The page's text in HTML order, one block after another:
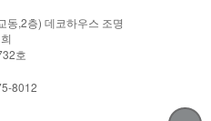
동,2층) 데코하우스 조명
호
8012